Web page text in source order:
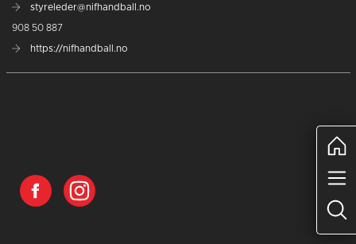
styreleder@nifhandball.no
908 50 887
https://nifhandball.no